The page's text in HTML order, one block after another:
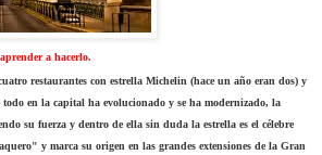
a hacerlo.
restaurantes con estrella Michelin (hace un año eran dos) y
en la capital ha evolucionado y se ha modernizado, la
su fuerza y dentro de ella sin duda la estrella es el célebre
y marca su origen en las grandes extensiones de la Gran